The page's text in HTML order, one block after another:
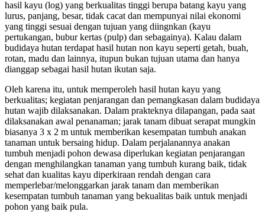
hasil kayu (log) yang berkualitas tinggi berupa batang kayu yang
lurus, panjang, besar, tidak cacat dan mempunyai nilai ekonomi
yang tinggi sesuai dengan tujuan yang diingnkan (kayu
pertukangan, bubur kertas (pulp) dan sebagainya). Kalau dalam
budidaya hutan terdapat hasil hutan non kayu seperti getah, buah,
rotan, madu dan lainnya, itupun bukan tujuan utama dan hanya
dianggap sebagai hasil hutan ikutan saja.
Oleh karena itu, untuk memperoleh hasil hutan kayu yang
berkualitas; kegiatan penjarangan dan pemangkasan dalam budidaya
hutan wajib dilaksanakan. Dalam prakteknya dilapangan, pada saat
dilaksanakan awal penanaman; jarak tanam dibuat serapat mungkin
biasanya 3 x 2 m untuk memberikan kesempatan tumbuh anakan
tanaman untuk bersaing hidup. Dalam perjalanannya anakan
tumbuh menjadi pohon dewasa diperlukan kegiatan penjarangan
dengan menghilangkan tanaman yang tumbuh kurang baik, tidak
sehat dan kualitas kayu diperkiraan rendah dengan cara
memperlebar/melonggarkan jarak tanam dan memberikan
kesempatan tumbuh tanaman yang bekualitas baik untuk menjadi
pohon yang baik pula.